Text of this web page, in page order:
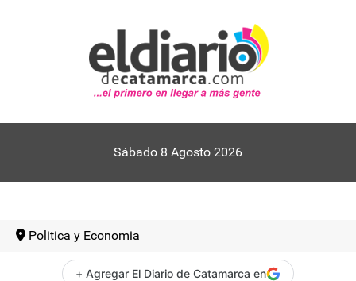
Sábado 8 Agosto 2026
Politica y Economia
+ Agregar El Diario de Catamarca en